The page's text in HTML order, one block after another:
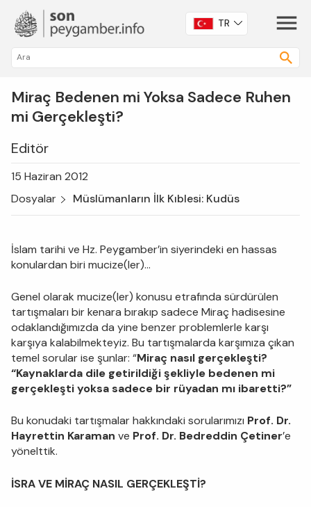
TR
Miraç Bedenen mi Yoksa Sadece Ruhen
mi Gerçekleşti?
Editör
15 Haziran 2012
Dosyalar
Müslümanların İlk Kıblesi: Kudüs
İslam tarihi ve Hz. Peygamber’in siyerindeki en hassas
konulardan biri mucize(ler)…
Genel olarak mucize(ler) konusu etrafında sürdürülen
tartışmaları bir kenara bırakıp sadece Miraç hadisesine
odaklandığımızda da yine benzer problemlerle karşı
karşıya kalabilmekteyiz. Bu tartışmalarda karşımıza çıkan
temel sorular ise şunlar: “Miraç nasıl gerçekleşti?
“Kaynaklarda dile getirildiği şekliyle bedenen mi
gerçekleşti yoksa sadece bir rüyadan mı ibaretti?”
Bu konudaki tartışmalar hakkındaki sorularımızı Prof. Dr.
Hayrettin Karaman ve Prof. Dr. Bedreddin Çetiner’e
yönelttik.
İSRA VE MİRAÇ NASIL GERÇEKLEŞTİ?